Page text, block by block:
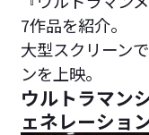
7作品を紹介。
大型スクリーン
ンを上映。
ウルトラマン
ェネレーショ